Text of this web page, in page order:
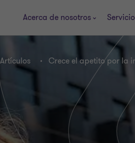
Acerca de nosotros
Artículos Crece el apetito por la